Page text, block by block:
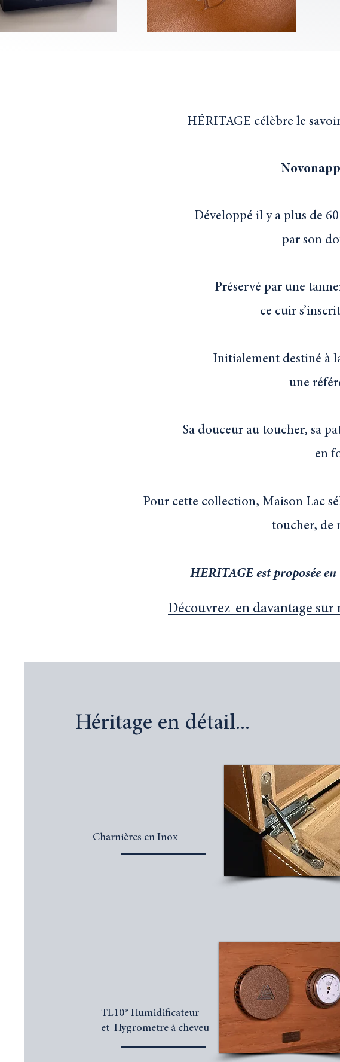
HÉRITAGE célèbre le
Développé il y a plus de
par son
Préservé par une
ce cuir
Initialement destiné à
une
Sa douceur au toucher, sa
en
Pour cette collection, Maison Lac
toucher, de
HERITAGE est proposée
Découvrez-en davantage sur
Héritage en détail...
Charnières en Inox
TL10® Humidificateur
et Hygrometre à cheveu